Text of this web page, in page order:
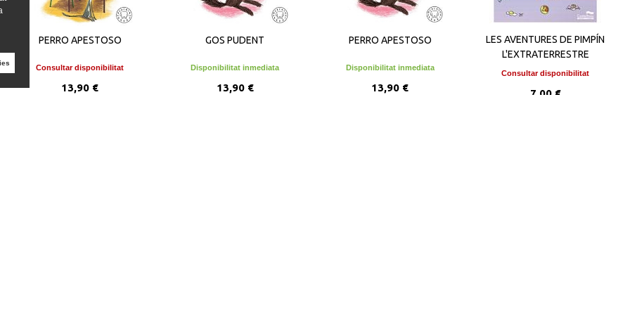
PERRO APESTOSO
Consultar disponibilitat
13,90 €
GOS PUDENT
Disponibilitat inmediata
13,90 €
PERRO APESTOSO
Disponibilitat inmediata
13,90 €
LES AVENTURES DE PIMPÍN
L'EXTRATERRESTRE
Consultar disponibilitat
7,00 €